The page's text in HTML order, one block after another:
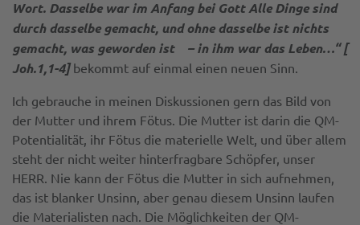
Wort. Dasselbe war im Anfang bei Gott Alle Dinge sind
durch dasselbe gemacht, und ohne dasselbe ist nichts
gemacht, was geworden ist – in ihm war das Leben…“ [
Joh.1,1-4] bekommt auf einmal einen neuen Sinn.
Ich gebrauche in meinen Diskussionen gern das Bild von
der Mutter und ihrem Fötus. Die Mutter ist darin die QM-
Potentialität, ihr Fötus die materielle Welt, und über allem
steht der nicht weiter hinterfragbare Schöpfer, unser
HERR. Nie kann der Fötus die Mutter in sich aufnehmen,
das ist blanker Unsinn, aber genau diesem Unsinn laufen
die Materialisten nach. Die Möglichkeiten der QM-